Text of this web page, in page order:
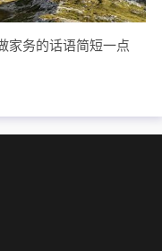
家务的话语简短一点